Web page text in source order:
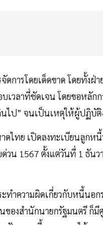
การโดยเด็ดขาด โดยทั้งฝ่
วลาที่ชัดเจน โดยขอหลักก
ไป” จนเป็นเหตุให้ผู้ปฏิบัติ
ดไทย เปิดลงทะเบียนลูกห
วน 1567 ตั้งแต่วันที่ 1 ธัน
ทำความผิดเกี่ยวกับหนี้นอ
องสำนักนายกรัฐมนตรี ก็มี